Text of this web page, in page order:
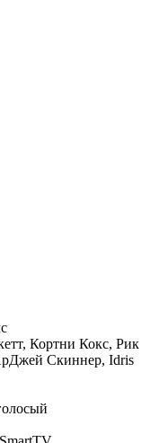
Кортни Кокс, Рик
Скиннер, Idris